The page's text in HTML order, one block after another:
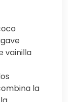
vainilla
la